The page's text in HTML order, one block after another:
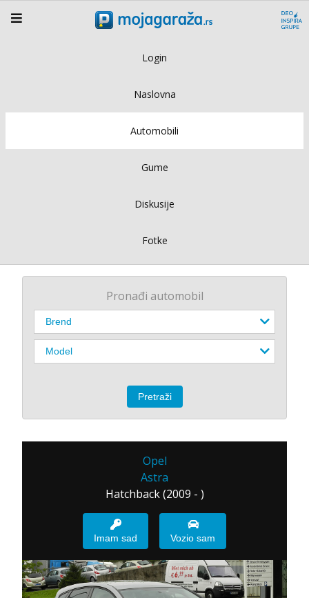
Login
Naslovna
Automobili
Gume
Diskusije
Fotke
Pronađi automobil
Opel
Astra
Hatchback (2009 - )
Imam sad Vozio sam